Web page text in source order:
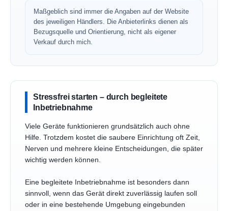
Maßgeblich sind immer die Angaben auf der Website
des jeweiligen Händlers. Die Anbieterlinks dienen als
Bezugsquelle und Orientierung, nicht als eigener
Verkauf durch mich.
Stressfrei starten – durch begleitete
Inbetriebnahme
Viele Geräte funktionieren grundsätzlich auch ohne
Hilfe. Trotzdem kostet die saubere Einrichtung oft Zeit,
Nerven und mehrere kleine Entscheidungen, die später
wichtig werden können.
Eine begleitete Inbetriebnahme ist besonders dann
sinnvoll, wenn das Gerät direkt zuverlässig laufen soll
oder in eine bestehende Umgebung eingebunden